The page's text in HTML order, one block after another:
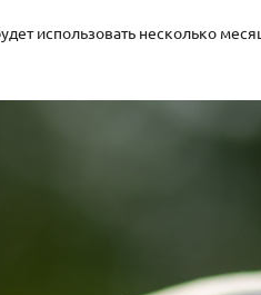
использовать несколько